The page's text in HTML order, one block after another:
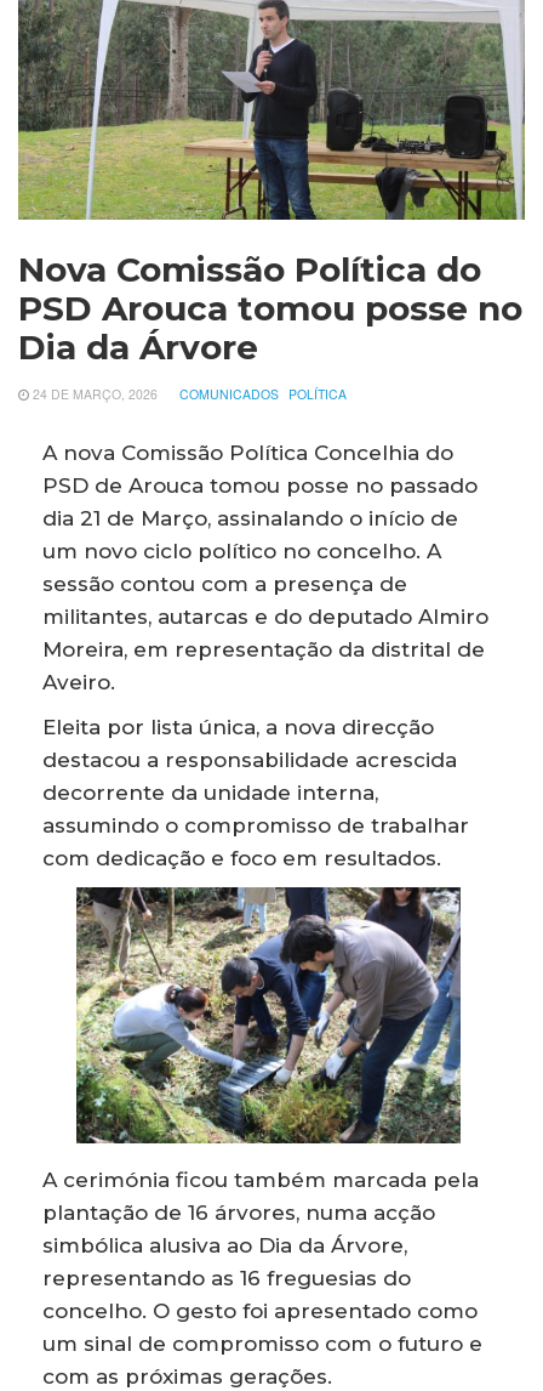
Nova Comissão Política do
PSD Arouca tomou posse no
Dia da Árvore
24 DE MARÇO, 2026 COMUNICADOS POLÍTICA
A nova Comissão Política Concelhia do
PSD de Arouca tomou posse no passado
dia 21 de Março, assinalando o início de
um novo ciclo político no concelho. A
sessão contou com a presença de
militantes, autarcas e do deputado Almiro
Moreira, em representação da distrital de
Aveiro.
Eleita por lista única, a nova direcção
destacou a responsabilidade acrescida
decorrente da unidade interna,
assumindo o compromisso de trabalhar
com dedicação e foco em resultados.
A cerimónia ficou também marcada pela
plantação de 16 árvores, numa acção
simbólica alusiva ao Dia da Árvore,
representando as 16 freguesias do
concelho. O gesto foi apresentado como
um sinal de compromisso com o futuro e
com as próximas gerações.